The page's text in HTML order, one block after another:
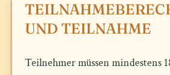
UND TEILNAHME
Teilnehmer müssen mindestens